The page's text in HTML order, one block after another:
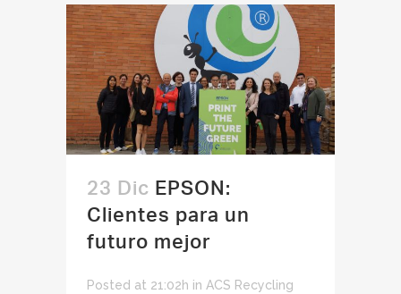
23 Dic EPSON:
Clientes para un
futuro mejor
Posted at 21:02h in ACS Recycling